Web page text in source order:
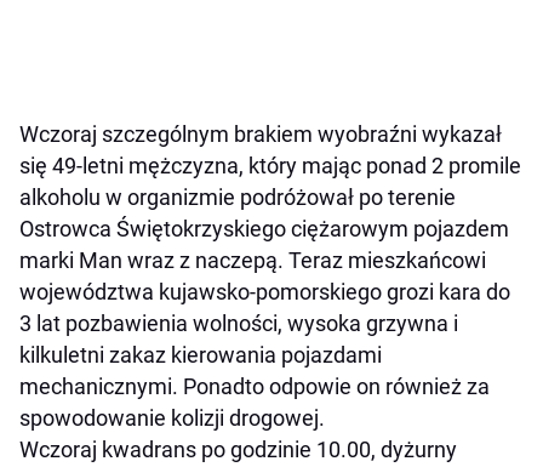
Wczoraj szczególnym brakiem wyobraźni wykazał
się 49-letni mężczyzna, który mając ponad 2 promile
alkoholu w organizmie podróżował po terenie
Ostrowca Świętokrzyskiego ciężarowym pojazdem
marki Man wraz z naczepą. Teraz mieszkańcowi
województwa kujawsko-pomorskiego grozi kara do
3 lat pozbawienia wolności, wysoka grzywna i
kilkuletni zakaz kierowania pojazdami
mechanicznymi. Ponadto odpowie on również za
spowodowanie kolizji drogowej.
Wczoraj kwadrans po godzinie 10.00, dyżurny